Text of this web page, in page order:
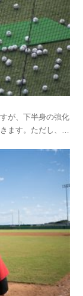
が、下半身の強化
ます。ただし、た
力を鍛えるために
シュを...